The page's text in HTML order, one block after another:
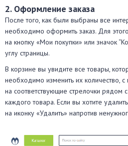
2. Оформление заказа
После того, как были выбраны все
необходимо оформить заказ. Для
на кнопку «Мои покупки» или значок
углу страницы.
В корзине вы увидите все товары,
необходимо изменить их количество,
на соответствующие стрелочки рядом
каждого товара. Если вы хотите
на иконку «Удалить» напротив